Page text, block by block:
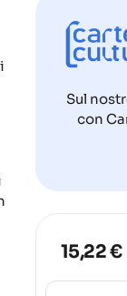
Sul
con
15,22 €